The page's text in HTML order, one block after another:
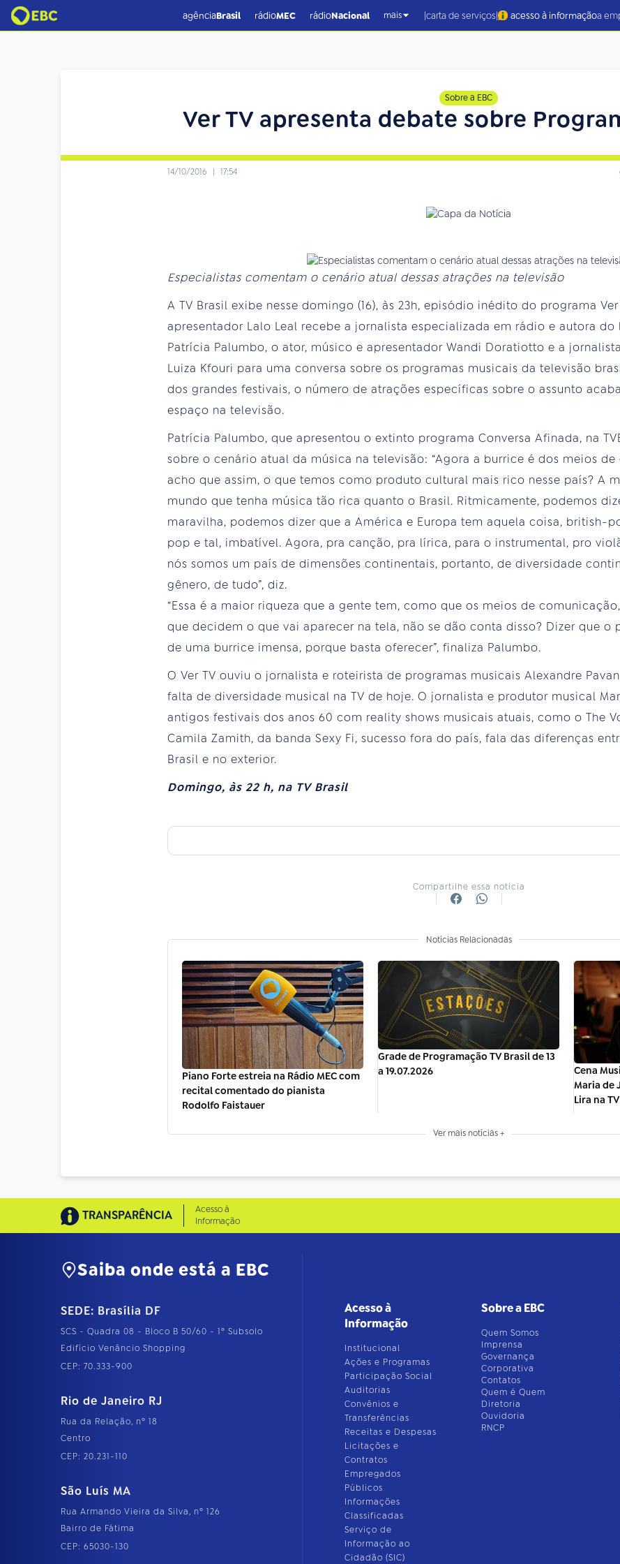
agênciaBrasil rádioMEC rádioNacional mais |carta de serviços| acesso à informaçãoa
Sobre a EBC
Ver TV apresenta debate sobre
14/10/2016 | 17:54
Especialistas comentam o cenário atual dessas atrações na televisão
A TV Brasil exibe nesse domingo (16), às 23h, episódio inédito do programa
apresentador Lalo Leal recebe a jornalista especializada em rádio e autora do
Patrícia Palumbo, o ator, músico e apresentador Wandi Doratiotto e a
Luiza Kfouri para uma conversa sobre os programas musicais da televisão
dos grandes festivais, o número de atrações específicas sobre o assunto
espaço na televisão.
Patrícia Palumbo, que apresentou o extinto programa Conversa Afinada, na
sobre o cenário atual da música na televisão: “Agora a burrice é dos meios
acho que assim, o que temos como produto cultural mais rico nesse país? A
mundo que tenha música tão rica quanto o Brasil. Ritmicamente, podemos
maravilha, podemos dizer que a América e Europa tem aquela coisa, british-
pop e tal, imbatível. Agora, pra canção, pra lírica, para o instrumental, pro
nós somos um país de dimensões continentais, portanto, de diversidade
gênero, de tudo”, diz.
“Essa é a maior riqueza que a gente tem, como que os meios de
que decidem o que vai aparecer na tela, não se dão conta disso? Dizer que o
de uma burrice imensa, porque basta oferecer”, finaliza Palumbo.
O Ver TV ouviu o jornalista e roteirista de programas musicais Alexandre
falta de diversidade musical na TV de hoje. O jornalista e produtor musical
antigos festivais dos anos 60 com reality shows musicais atuais, como o The
Camila Zamith, da banda Sexy Fi, sucesso fora do país, fala das diferenças
Brasil e no exterior.
Domingo, às 22 h, na TV Brasil
Compartilhe essa notícia
Notícias Relacionadas
Piano Forte estreia na Rádio MEC com
recital comentado do pianista
Rodolfo Faistauer
Grade de Programação TV Brasil de 13
a 19.07.2026
Cena
Maria de
Lira na
Ver mais notícias +
TRANSPARÊNCIA
Acesso à
Informação
Saiba onde está a EBC
SEDE: Brasília DF
SCS - Quadra 08 - Bloco B 50/60 - 1º Subsolo
Edifício Venâncio Shopping
CEP: 70.333-900
Rio de Janeiro RJ
Rua da Relação, nº 18
Centro
CEP: 20.231-110
São Luís MA
Rua Armando Vieira da Silva, nº 126
Bairro de Fátima
CEP: 65030-130
Acesso à
Informação
Institucional
Ações e Programas
Participação Social
Auditorias
Convênios e
Transferências
Receitas e Despesas
Licitações e
Contratos
Empregados
Públicos
Informações
Classificadas
Serviço de
Informação ao
Cidadão (SIC)
Sobre a EBC
Quem Somos
Imprensa
Governança
Corporativa
Contatos
Quem é Quem
Diretoria
Ouvidoria
RNCP